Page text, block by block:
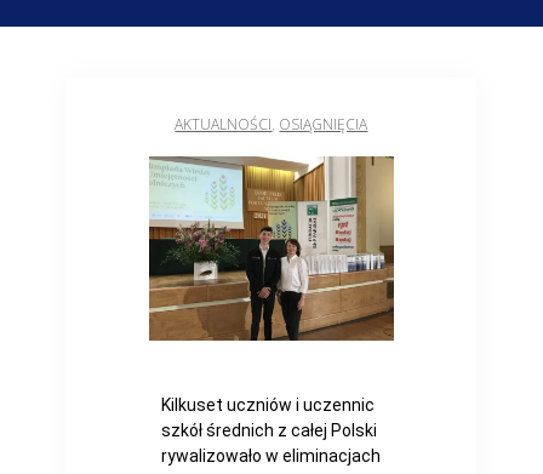
AKTUALNOŚCI, OSIĄGNIĘCIA
Kilkuset uczniów i uczennic
szkół średnich z całej Polski
rywalizowało w eliminacjach